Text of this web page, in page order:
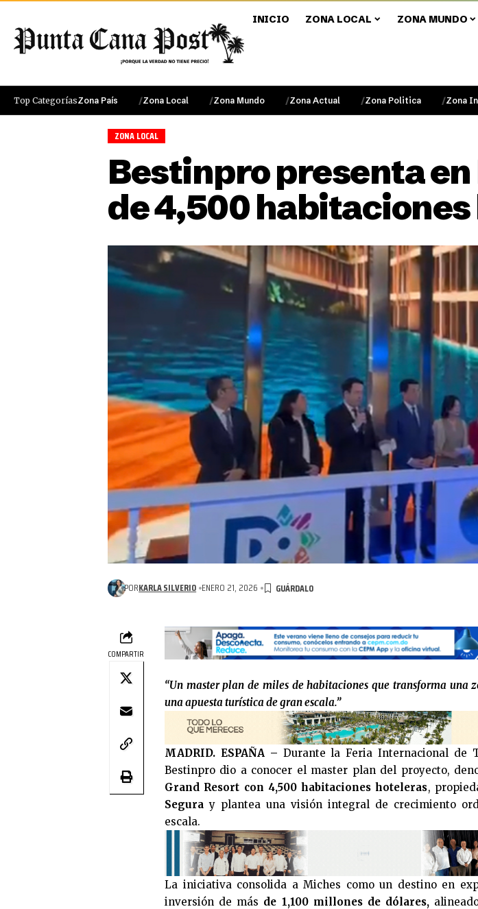
INICIO ZONA LOCAL ZONA MUNDO
Top CategoríasZona País Zona Local Zona Mundo Zona Actual Zona Politica Zona
ZONA LOCAL
Bestinpro presenta
de 4,500
PORKARLA SILVERIO ENERO 21, 2026
COMPARTIR
“Un master plan de miles de habitaciones que transforma una
una apuesta turística de gran escala.”
MADRID. ESPAÑA – Durante la Feria Internacional de
Bestinpro dio a conocer el master plan del proyecto,
Grand Resort con 4,500 habitaciones hoteleras,
Segura y plantea una visión integral de crecimiento
escala.
La iniciativa consolida a Miches como un destino en
inversión de más de 1,100 millones de dólares,